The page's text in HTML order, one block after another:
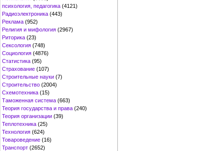
психология, педагогика (4121)
Радиоэлектроника (443)
Реклама (952)
Религия и мифология (2967)
Риторика (23)
Сексология (748)
Социология (4876)
Статистика (95)
Страхование (107)
Строительные науки (7)
Строительство (2004)
Схемотехника (15)
Таможенная система (663)
Теория государства и права (240)
Теория организации (39)
Теплотехника (25)
Технология (624)
Товароведение (16)
Транспорт (2652)